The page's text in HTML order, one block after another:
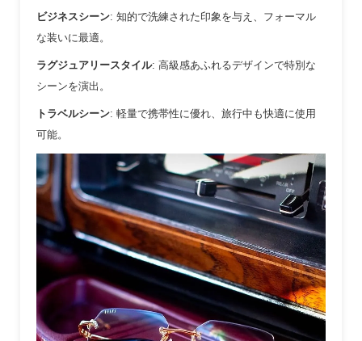
ビジネスシーン: 知的で洗練された印象を与え、フォーマル
な装いに最適。
ラグジュアリースタイル: 高級感あふれるデザインで特別な
シーンを演出。
トラベルシーン: 軽量で携帯性に優れ、旅行中も快適に使用
可能。